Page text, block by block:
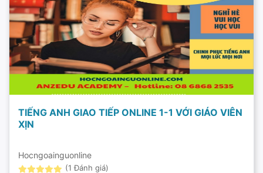
TIẾNG ANH GIAO TIẾP ONLINE 1-1 VỚI GIÁO VIÊN
XỊN
Hocngoainguonline
(1 Đánh giá)